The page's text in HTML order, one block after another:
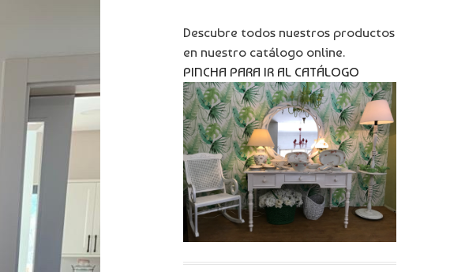
Descubre todos nuestros productos
en nuestro catálogo online.
PINCHA PARA IR AL CATÁLOGO